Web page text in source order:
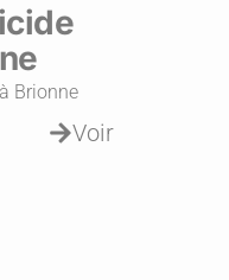
Brionne
Voir